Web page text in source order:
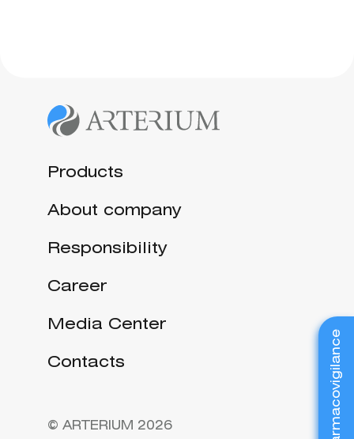
Pharmacovigilance
Products
About company
Responsibility
Career
Media Center
Contacts
© ARTERIUM 2026